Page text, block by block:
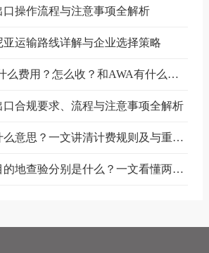
口操作流程与注意事项全解析
亚运输路线详解与企业选择策略
空运AWC是什么费用？怎么收？和AWA有什么区别？
口合规要求、流程与注意事项全解析
空运平货是什么意思？一文讲清计费规则及与重货、泡货的区别
属地查验和目的地查验分别是什么？一文看懂两者区别